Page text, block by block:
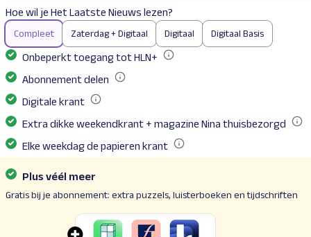
Hoe wil je Het Laatste Nieuws lezen?
Compleet Zaterdag + Digitaal Digitaal Digitaal Basis
Onbeperkt toegang tot HLN+
Abonnement delen
Digitale krant
Extra dikke weekendkrant + magazine Nina thuisbezorgd
Elke weekdag de papieren krant
Ontvang van maandag t/m zaterdag HLN thuis. De grootste krant
Plus véél meer
Gratis bij je abonnement: extra puzzels, luisterboeken en tijdschriften